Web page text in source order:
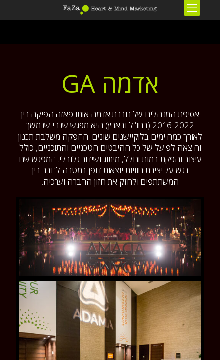
אדמה GA
אסיפת המנהלים של חברת אדמה אותו פאזה הפיקה בין
2016-2022 (בחו"ל ובארץ) היא מפגש שנתי שנמשך
לאורך כמה ימים בלוקיישנים שונים. ההפקה משלבת תכנון
והוצאה לפועל של כל ההיבטים הטכניים והתוכניים, כולל
עיצוב והפקת במות וחלל, מיתוג ושידור גלובלי. המפגש שם
דגש על יצירת חוויות יוצאות דופן במטרה לחבר בין
המשתתפים ולחזק את חזון החברה וערכיה.